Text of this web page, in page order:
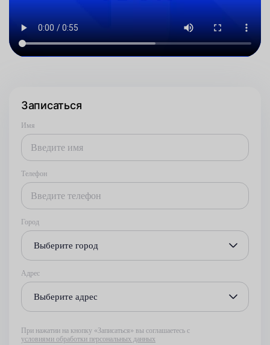
Записаться
Имя
Телефон
Город
Выберите город
Адрес
Выберите адрес
При нажатии на кнопку «Записаться» вы соглашаетесь с
условиями обработки персональных данных